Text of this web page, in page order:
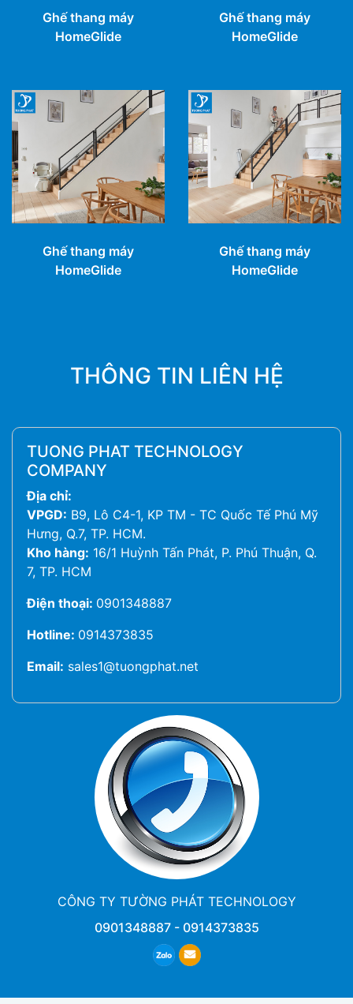
Ghế thang máy
HomeGlide
Ghế thang máy
HomeGlide
Ghế thang máy
HomeGlide
Ghế thang máy
HomeGlide
THÔNG TIN LIÊN HỆ
TUONG PHAT TECHNOLOGY
COMPANY
Địa chỉ:
VPGD: B9, Lô C4-1, KP TM - TC Quốc Tế Phú Mỹ
Hưng, Q.7, TP. HCM.
Kho hàng: 16/1 Huỳnh Tấn Phát, P. Phú Thuận, Q.
7, TP. HCM
Điện thoại: 0901348887
Hotline: 0914373835
Email: sales1@tuongphat.net
CÔNG TY TƯỜNG PHÁT TECHNOLOGY
0901348887- 0914373835